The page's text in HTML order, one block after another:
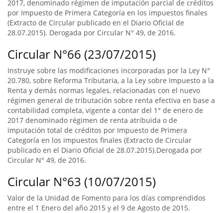
2017, denominado régimen de imputación parcial de créditos
por Impuesto de Primera Categoría en los impuestos finales
(Extracto de Circular publicado en el Diario Oficial de
28.07.2015). Derogada por Circular N° 49, de 2016.
Circular N°66 (23/07/2015)
Instruye sobre las modificaciones incorporadas por la Ley N°
20.780, sobre Reforma Tributaria, a la Ley sobre Impuesto a la
Renta y demás normas legales, relacionadas con el nuevo
régimen general de tributación sobre renta efectiva en base a
contabilidad completa, vigente a contar del 1° de enero de
2017 denominado régimen de renta atribuida o de
imputación total de créditos por Impuesto de Primera
Categoría en los impuestos finales (Extracto de Circular
publicado en el Diario Oficial de 28.07.2015).Derogada por
Circular N° 49, de 2016.
Circular N°63 (10/07/2015)
Valor de la Unidad de Fomento para los días comprendidos
entre el 1 Enero del año 2015 y el 9 de Agosto de 2015.